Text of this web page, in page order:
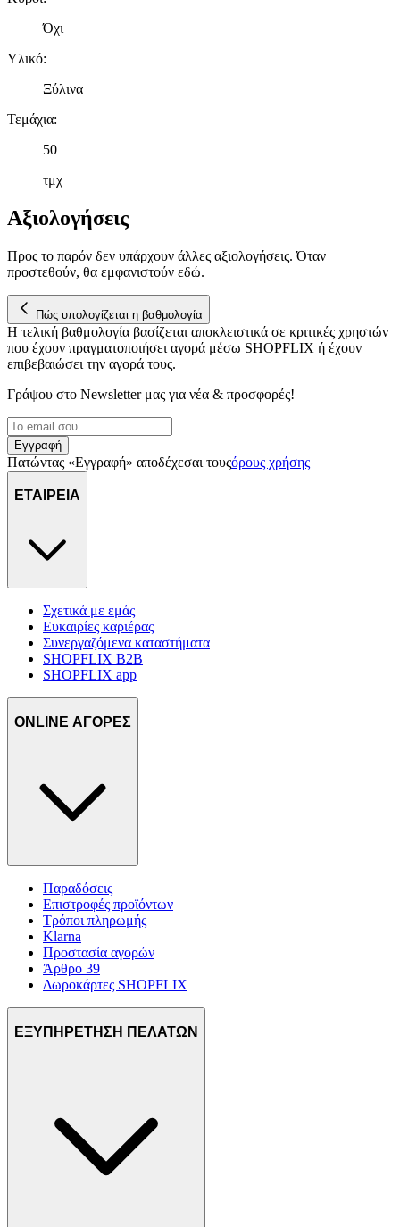
πληροφορίες σχετικά με την από μέρους σας χρήση της
δικτύωσης, διαφημίσεων και ανάλυσης.
Όχι
Υλικό:
Ξύλινα
Τεμάχια:
50
τμχ
Αξιολογήσεις
Προς το παρόν δεν υπάρχουν άλλες αξιολογήσεις. Όταν
προστεθούν, θα εμφανιστούν εδώ.
Πώς υπολογίζεται η βαθμολογία
Η τελική βαθμολογία βασίζεται αποκλειστικά σε κριτικές χρηστών
που έχουν πραγματοποιήσει αγορά μέσω SHOPFLIX ή έχουν
επιβεβαιώσει την αγορά τους.
Γράψου στο Νewsletter μας για νέα & προσφορές!
Εγγραφή
Πατώντας «Εγγραφή» αποδέχεσαι τουςόρους χρήσης
ΕΤΑΙΡΕΙΑ
Σχετικά με εμάς
Ευκαιρίες καριέρας
Συνεργαζόμενα καταστήματα
SHOPFLIX B2B
SHOPFLIX app
ONLINE ΑΓΟΡΕΣ
Παραδόσεις
Επιστροφές προϊόντων
Τρόποι πληρωμής
Klarna
Προστασία αγορών
Άρθρο 39
Δωροκάρτες SHOPFLIX
ΕΞΥΠΗΡΕΤΗΣΗ ΠΕΛΑΤΩΝ